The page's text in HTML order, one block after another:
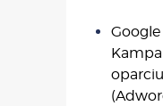
Google